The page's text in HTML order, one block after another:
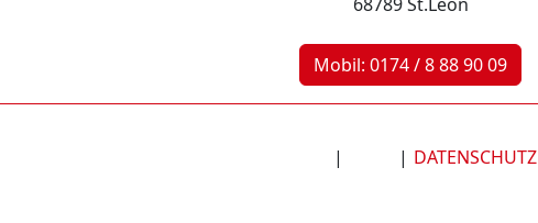
Mobil: 0174 / 8 88 90 09
| | DATENSCHUTZ